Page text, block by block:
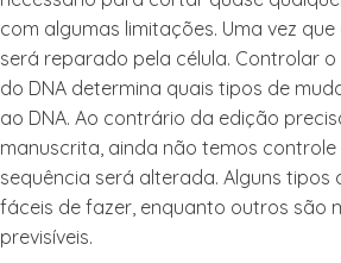
com algumas limitações. Uma vez
será reparado pela célula. Controlar
do DNA determina quais tipos de
ao DNA. Ao contrário da edição
manuscrita, ainda não temos
sequência será alterada. Alguns tipos
fáceis de fazer, enquanto outros são
previsíveis.